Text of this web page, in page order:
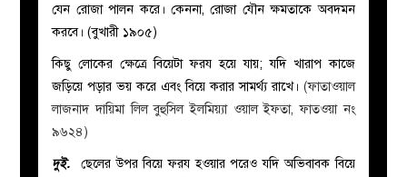
যেন রোজা পালন করে। কেননা, রোজা যৌন ক্ষমতাকে অবদমন
করবে। (বুখারী ১৯০৫)
কিছু লোকের ক্ষেত্রে বিয়েটা ফরয হয়ে যায়; যদি খারাপ কাজে
জড়িয়ে পড়ার ভয় করে এবং বিয়ে করার সামর্থ্য রাখে। (ফাতাওয়াল
লাজনাদ দায়িমা লিল বুহুসিল ইলমিয়্যা ওয়াল ইফতা, ফাতওয়া নং
৯৬২৪)
দুই. ছেলের উপর বিয়ে ফরয হওয়ার পরেও যদি অভিবাবক বিয়ে